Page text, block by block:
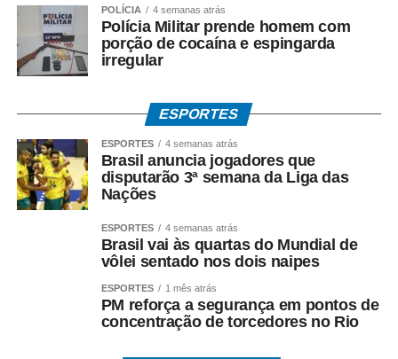
22/07 – 5h – Itália x Holanda
22/07 – 8h30 –Brasil x Japão
23/07 – 8h30 – Estados Unidos x China
COMENTE ABAIXO:
WhatsApp
Facebook
Twitter
Messenger
LinkedIn
POLÍCIA 4 semanas atrás
Polícia Militar prende homem com
porção de cocaína e espingarda
irregular
ESPORTES
ESPORTES 4 semanas atrás
Brasil anuncia jogadores que
disputarão 3ª semana da Liga das
Nações
ESPORTES 4 semanas atrás
Brasil vai às quartas do Mundial de
vôlei sentado nos dois naipes
ESPORTES 1 mês atrás
PM reforça a segurança em pontos de
concentração de torcedores no Rio